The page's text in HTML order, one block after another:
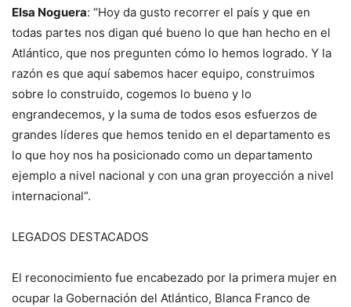
Elsa Noguera: “Hoy da gusto recorrer el país y que en
todas partes nos digan qué bueno lo que han hecho en el
Atlántico, que nos pregunten cómo lo hemos logrado. Y la
razón es que aquí sabemos hacer equipo, construimos
sobre lo construido, cogemos lo bueno y lo
engrandecemos, y la suma de todos esos esfuerzos de
grandes líderes que hemos tenido en el departamento es
lo que hoy nos ha posicionado como un departamento
ejemplo a nivel nacional y con una gran proyección a nivel
internacional”.
LEGADOS DESTACADOS
El reconocimiento fue encabezado por la primera mujer en
ocupar la Gobernación del Atlántico, Blanca Franco de